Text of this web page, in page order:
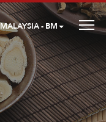
MALAYSIA - BM